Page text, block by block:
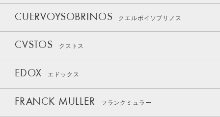
CUERVOYSOBRINOS クエルボイソブリノス
CVSTOS クストス
EDOX エドックス
FRANCK MULLER フランクミュラー